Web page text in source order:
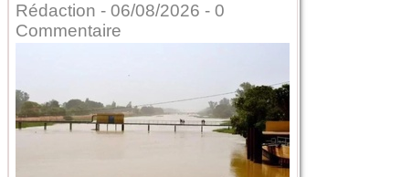
Rédaction - 06/08/2026 - 0
Commentaire